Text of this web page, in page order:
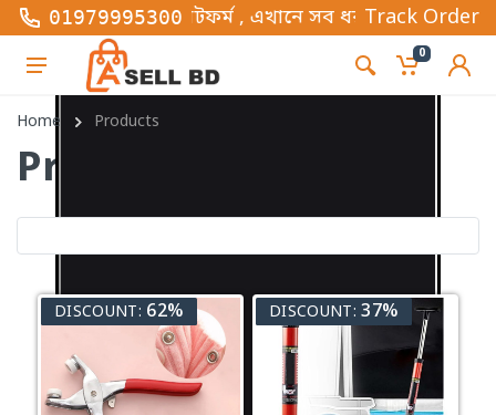
01979995300
প্লাটফর্ম , এখানে সব ধরনের ফ্যাশন এবংTrack Order
0
Home Products
Products
DISCOUNT: 62% DISCOUNT: 37%